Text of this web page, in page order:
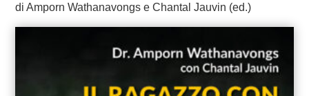
di Amporn Wathanavongs e Chantal Jauvin (ed.)